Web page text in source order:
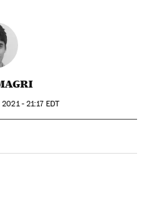
- 21:17EDT
Sociales